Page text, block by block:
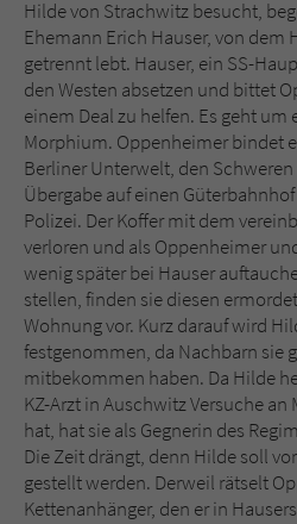
Hilde von Strachwitz besucht,
Ehemann Erich Hauser, von dem
getrennt lebt. Hauser, ein SS-
den Westen absetzen und bittet
einem Deal zu helfen. Es geht um
Morphium. Oppenheimer bindet
Berliner Unterwelt, den
Übergabe auf einen
Polizei. Der Koffer mit dem
verloren und als Oppenheimer
wenig später bei Hauser
stellen, finden sie diesen
Wohnung vor. Kurz darauf wird
festgenommen, da Nachbarn sie
mitbekommen haben. Da Hilde
KZ-Arzt in Auschwitz Versuche
hat, hat sie als Gegnerin des
Die Zeit drängt, denn Hilde soll
gestellt werden. Derweil rätselt
Kettenanhänger, den er in
Sicherheitscode
überprüfen.